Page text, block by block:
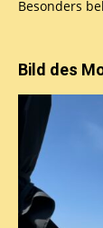
Besonders
Bild des